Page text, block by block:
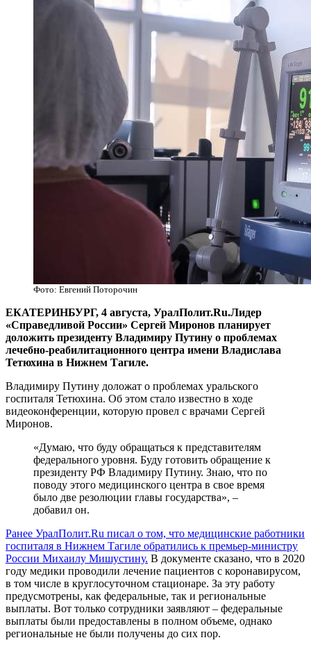
Фото: Евгений Поторочин
ЕКАТЕРИНБУРГ, 4 августа, УралПолит.Ru.Лидер
«Справедливой России» Сергей Миронов планирует
доложить президенту Владимиру Путину о проблемах
лечебно-реабилитационного центра имени Владислава
Тетюхина в Нижнем Тагиле.
Владимиру Путину доложат о проблемах уральского
госпиталя Тетюхина. Об этом стало известно в ходе
видеоконференции, которую провел с врачами Сергей
Миронов.
«Думаю, что буду обращаться к представителям
федерального уровня. Буду готовить обращение к
президенту РФ Владимиру Путину. Знаю, что по
поводу этого медицинского центра в свое время
было две резолюции главы государства», –
добавил он.
Ранее УралПолит.Ru писал о том, что медицинские работники
госпиталя в Нижнем Тагиле обратились к премьер-министру
России Михаилу Мишустину. В документе сказано, что в 2020
году медики проводили лечение пациентов с коронавирусом,
в том числе в круглосуточном стационаре. За эту работу
предусмотрены, как федеральные, так и региональные
выплаты. Вот только сотрудники заявляют – федеральные
выплаты были предоставлены в полном объеме, однако
региональные не были получены до сих пор.